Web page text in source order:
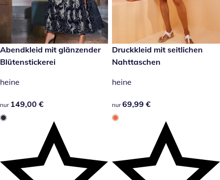
149,00 €
Abendkleid mit glänzender
Blütenstickerei
heine
149,00 €
nur 149,00 €
69,99 €
Druckkleid mit seitlichen
Nahttaschen
heine
69,99 €
nur 69,99 €